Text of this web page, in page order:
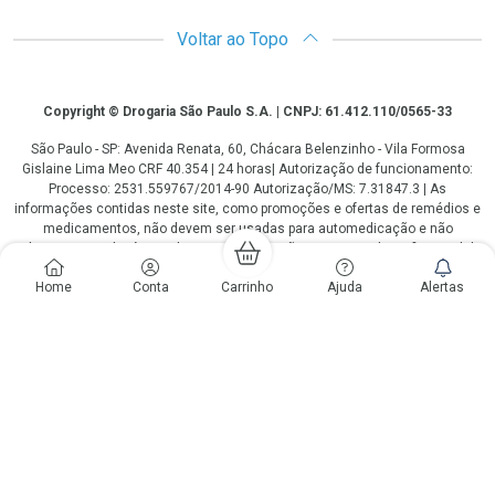
Home Conta Carrinho Ajuda Alertas
Voltar ao Topo
CopyrightCopyright © Drogaria São Paulo S.A. | CNPJ: 61.412.110/0565-33
São Paulo - SP: Avenida Renata, 60, Chácara Belenzinho - Vila Formosa
Gislaine Lima Meo CRF 40.354 | 24 horas| Autorização de funcionamento:
Processo: 2531.559767/2014-90 Autorização/MS: 7.31847.3 | As
informações contidas neste site, como promoções e ofertas de remédios e
medicamentos, não devem ser usadas para automedicação e não
substituem, em hipótese alguma, a medicação prescrita pelo profissional da
área médica. Somente o médico está em condições de diagnosticar
qualquer problema de saúde e prescrever o tratamento adequado. Os